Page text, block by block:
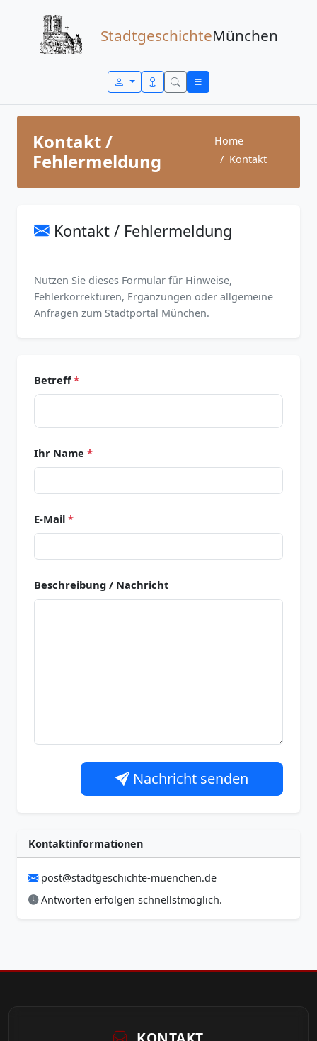
StadtgeschichteMünchen
Kontakt /
Fehlermeldung
Home
Kontakt
Kontakt / Fehlermeldung
Nutzen Sie dieses Formular für Hinweise,
Fehlerkorrekturen, Ergänzungen oder allgemeine
Anfragen zum Stadtportal München.
Betreff*
Ihr Name *
E-Mail *
Beschreibung / Nachricht
Nachricht senden
Kontaktinformationen
post@stadtgeschichte-muenchen.de
Antworten erfolgen schnellstmöglich.